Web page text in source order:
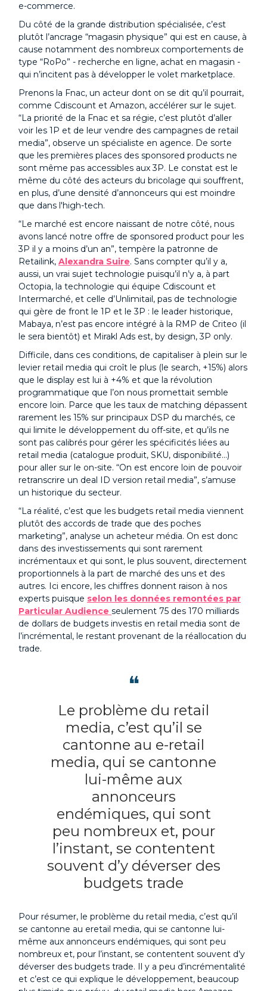
e-commerce.
Du côté de la grande distribution spécialisée, c’est
plutôt l’ancrage “magasin physique” qui est en cause, à
cause notamment des nombreux comportements de
type “RoPo” - recherche en ligne, achat en magasin -
qui n’incitent pas à développer le volet marketplace.
Prenons la Fnac, un acteur dont on se dit qu’il pourrait,
comme Cdiscount et Amazon, accélérer sur le sujet.
“La priorité de la Fnac et sa régie, c’est plutôt d’aller
voir les 1P et de leur vendre des campagnes de retail
media”, observe un spécialiste en agence. De sorte
que les premières places des sponsored products ne
sont même pas accessibles aux 3P. Le constat est le
même du côté des acteurs du bricolage qui souffrent,
en plus, d’une densité d’annonceurs qui est moindre
que dans l'high-tech.
“Le marché est encore naissant de notre côté, nous
avons lancé notre offre de sponsored product pour les
3P il y a moins d’un an”, tempère la patronne de
Retailink, Alexandra Suire. Sans compter qu’il y a,
aussi, un vrai sujet technologie puisqu’il n’y a, à part
Octopia, la technologie qui équipe Cdiscount et
Intermarché, et celle d’Unlimitail, pas de technologie
qui gère de front le 1P et le 3P : le leader historique,
Mabaya, n’est pas encore intégré à la RMP de Criteo (il
le sera bientôt) et Mirakl Ads est, by design, 3P only.
Difficile, dans ces conditions, de capitaliser à plein sur le
levier retail media qui croît le plus (le search, +15%) alors
que le display est lui à +4% et que la révolution
programmatique que l’on nous promettait semble
encore loin. Parce que les taux de matching dépassent
rarement les 15% sur principaux DSP du marchés, ce
qui limite le développement du off-site, et qu’ils ne
sont pas calibrés pour gérer les spécificités liées au
retail media (catalogue produit, SKU, disponibilité…)
pour aller sur le on-site. “On est encore loin de pouvoir
retranscrire un deal ID version retail media”, s’amuse
un historique du secteur.
“La réalité, c’est que les budgets retail media viennent
plutôt des accords de trade que des poches
marketing”, analyse un acheteur média. On est donc
dans des investissements qui sont rarement
incrémentaux et qui sont, le plus souvent, directement
proportionnels à la part de marché des uns et des
autres. Ici encore, les chiffres donnent raison à nos
experts puisque selon les données remontées par
Particular Audience seulement 75 des 170 milliards
de dollars de budgets investis en retail media sont de
l’incrémental, le restant provenant de la réallocation du
trade.
❝
Le problème du retail
media, c’est qu’il se
cantonne au e-retail
media, qui se cantonne
lui-même aux
annonceurs
endémiques, qui sont
peu nombreux et, pour
l’instant, se contentent
souvent d’y déverser des
budgets trade
Pour résumer, le problème du retail media, c’est qu’il
se cantonne au eretail media, qui se cantonne lui-
même aux annonceurs endémiques, qui sont peu
nombreux et, pour l’instant, se contentent souvent d’y
déverser des budgets trade. Il y a peu d’incrémentalité
et c’est ce qui explique le développement, beaucoup